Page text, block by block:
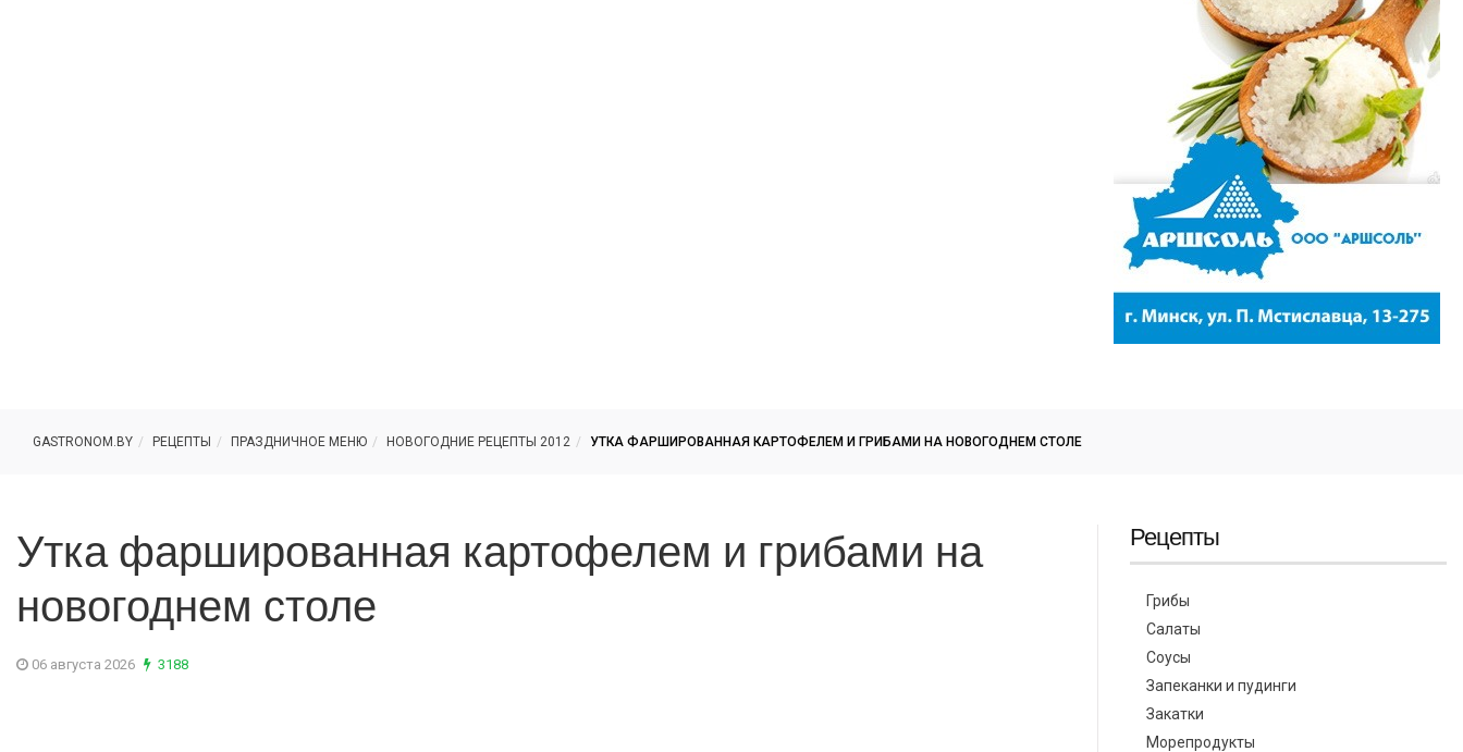
GASTRONOM.BY РЕЦЕПТЫ ПРАЗДНИЧНОЕ МЕНЮ НОВОГОДНИЕ РЕЦЕПТЫ 2012 УТКА ФАРШИРОВАННАЯ КАРТОФЕЛЕМ И ГРИБАМИ НА НОВОГОДНЕМ СТОЛЕ
Утка фаршированная картофелем и грибами на
новогоднем столе
06 августа 2026 3188
Рецепты
Грибы
Салаты
Соусы
Запеканки и пудинги
Закатки
Морепродукты